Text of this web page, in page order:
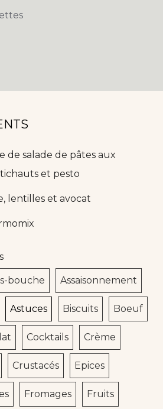
de salade de pâtes aux
et pesto
lentilles et avocat
bouche Assaisonnement
Astuces Biscuits Boeuf
Cocktails Crème
Crustacés Epices
Fromages Fruits